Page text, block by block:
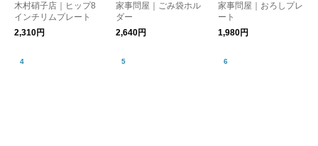
木村硝子店｜ヒップ8
インチリムプレート
2,310円
家事問屋｜ごみ袋ホル
ダー
2,640円
家事問屋｜おろしプレ
ート
1,980円